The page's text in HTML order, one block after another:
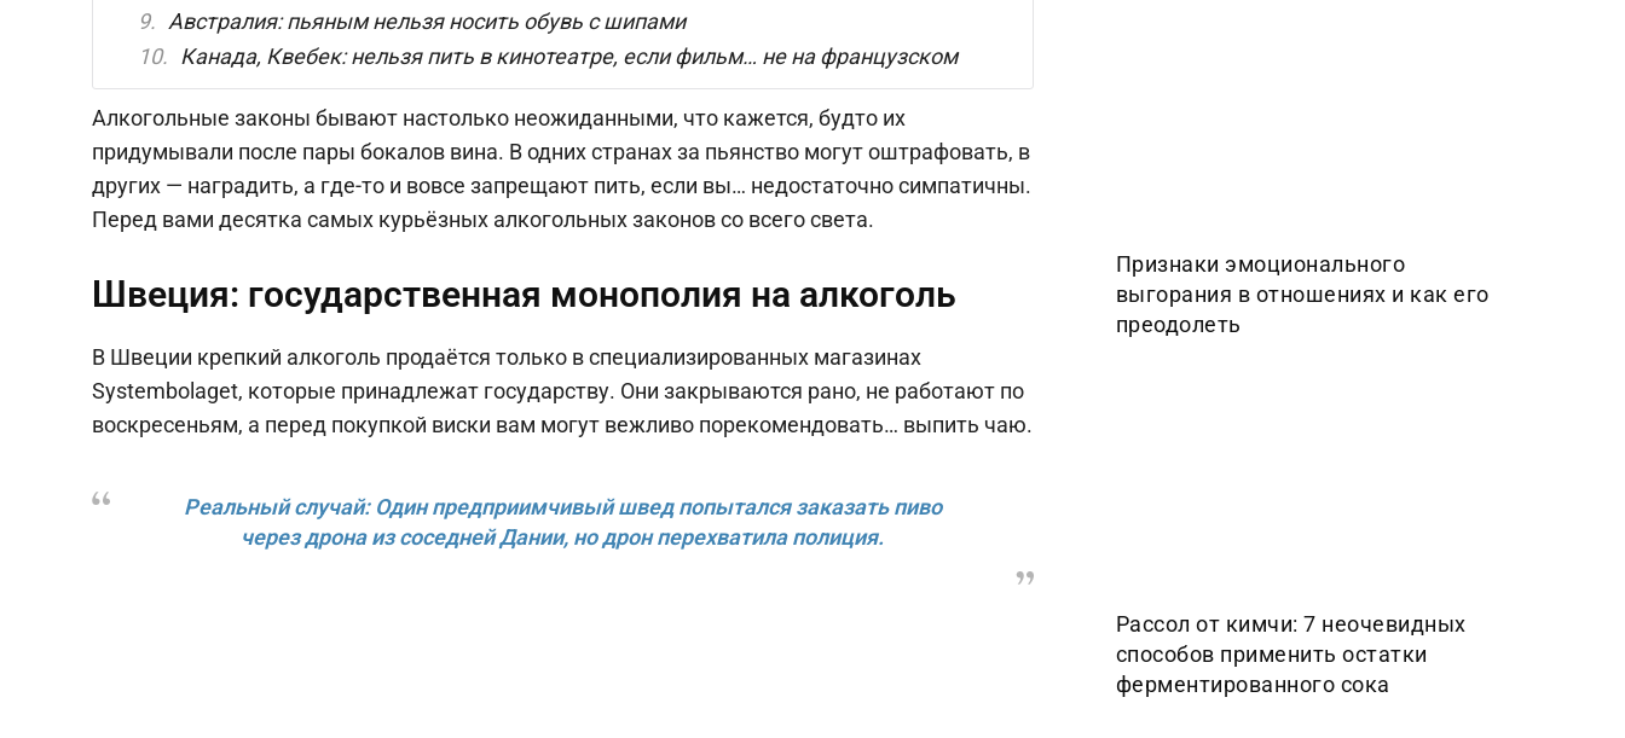
Австралия: пьяным нельзя носить обувь с шипами
Канада, Квебек: нельзя пить в кинотеатре, если фильм… не на французском
Алкогольные законы бывают настолько неожиданными, что кажется, будто их
придумывали после пары бокалов вина. В одних странах за пьянство могут оштрафовать, в
других — наградить, а где-то и вовсе запрещают пить, если вы… недостаточно симпатичны.
Перед вами десятка самых курьёзных алкогольных законов со всего света.
Швеция: государственная монополия на алкоголь
В Швеции крепкий алкоголь продаётся только в специализированных магазинах
Systembolaget, которые принадлежат государству. Они закрываются рано, не работают по
воскресеньям, а перед покупкой виски вам могут вежливо порекомендовать… выпить чаю.
Реальный случай: Один предприимчивый швед попытался заказать пиво
через дрона из соседней Дании, но дрон перехватила полиция.
Признаки эмоционального
выгорания в отношениях и как его
преодолеть
Рассол от кимчи: 7 неочевидных
способов применить остатки
ферментированного сока